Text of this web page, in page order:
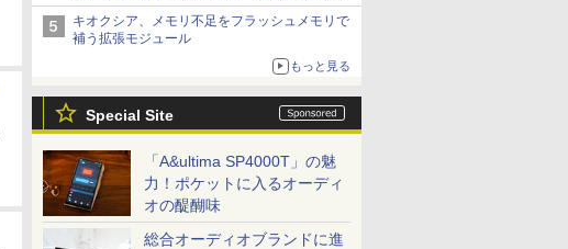
ウス「Mobi Fold」。その気になるギミックと
は？
キオクシア、メモリ不足をフラッシュメモリで
補う拡張モジュール
もっと見る
Special Site
「A&ultima SP4000T」の魅
力！ポケットに入るオーディ
オの醍醐味
総合オーディオブランドに進